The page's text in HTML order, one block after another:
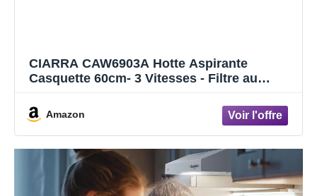
CIARRA CAW6903A Hotte Aspirante
Casquette 60cm- 3 Vitesses - Filtre au
Eclairage LED - Evacuation et Recyclage -
Hotte de Cuisine - Blanc
Amazon